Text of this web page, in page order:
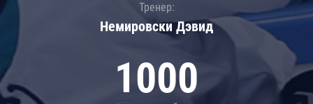
Тренер:
Немировски Дэвид
1000